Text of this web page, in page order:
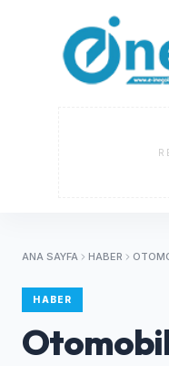
ANA SAYFA HABER
HABER